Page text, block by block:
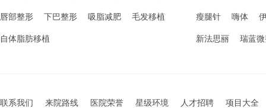
唇部整形 下巴整形 吸脂减肥 毛发移植
自体脂肪移植
瘦腿针 嗨体
新法思丽 瑞蓝
联系我们 来院路线 医院荣誉 星级环境 人才招聘 项目大全